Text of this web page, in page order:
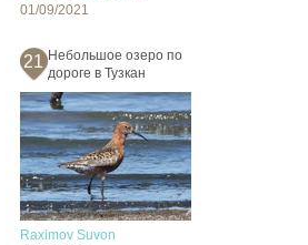
01/09/2021
21 Небольшое озеро по
дороге в Тузкан
Raximov Suvon